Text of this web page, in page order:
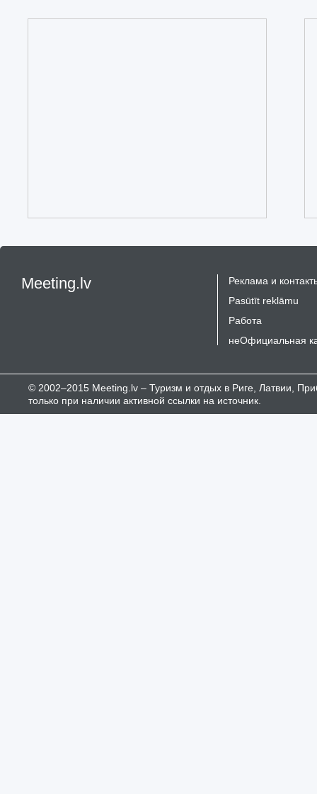
Meeting.lv
Реклама и
Pasūtīt reklāmu
Работа
неОфициальная
© 2002–2015 Meeting.lv – Туризм и отдых в Риге, Латвии,
только при наличии активной ссылки на источник.